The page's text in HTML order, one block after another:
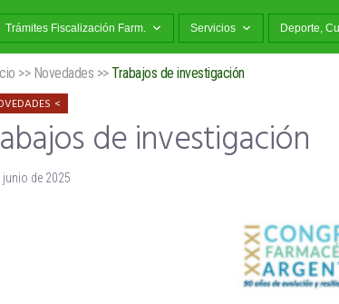
Trámites Fiscalización Farm. Servicios Deporte,
>> Novedades >>Trabajos de investigación
de investigación
junio de 2025